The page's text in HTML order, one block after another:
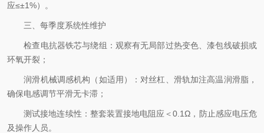
应≤±1%）。
三、每季度系统性维护
检查电抗器铁芯与绕组：观察有无局部过热变色、漆包线破损或
环氧开裂；
润滑机械调感机构（如适用）：对丝杠、滑轨加注高温润滑脂，
确保电感调节平滑无卡滞；
测试接地连续性：整套装置接地电阻应＜0.1Ω，防止感应电压危
及操作人员。